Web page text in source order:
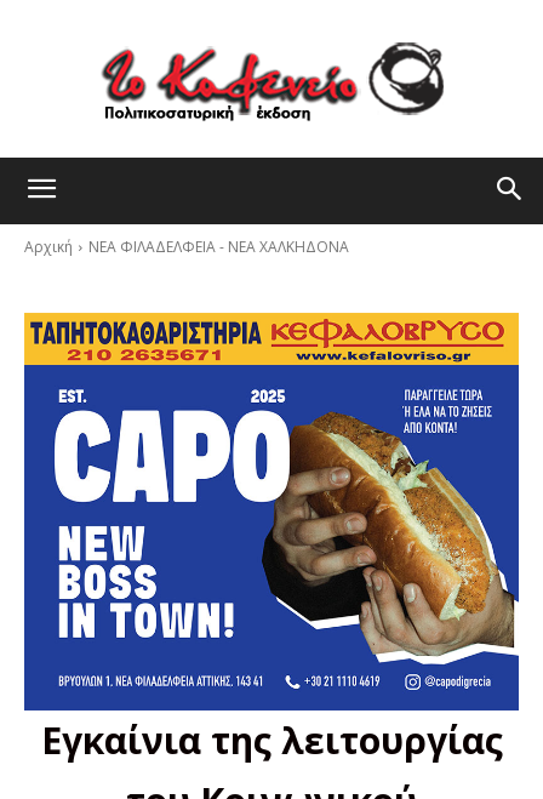
Αρχική ΝΕΑ ΦΙΛΑΔΕΛΦΕΙΑ - ΝΕΑ ΧΑΛΚΗΔΟΝΑ
Εγκαίνια της λειτουργίας